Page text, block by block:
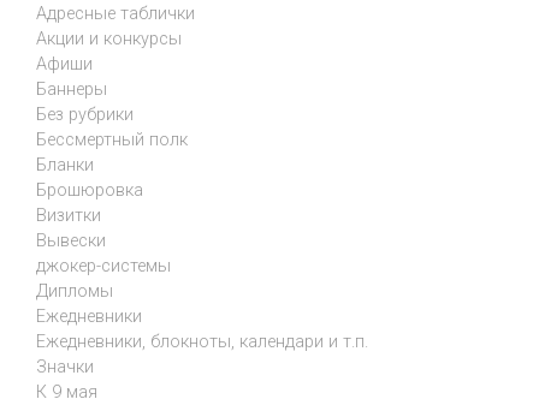
Адресные таблички
Акции и конкурсы
Афиши
Баннеры
Без рубрики
Бессмертный полк
Бланки
Брошюровка
Визитки
Вывески
джокер-системы
Дипломы
Ежедневники
Ежедневники, блокноты, календари и т.п.
Значки
К 9 мая